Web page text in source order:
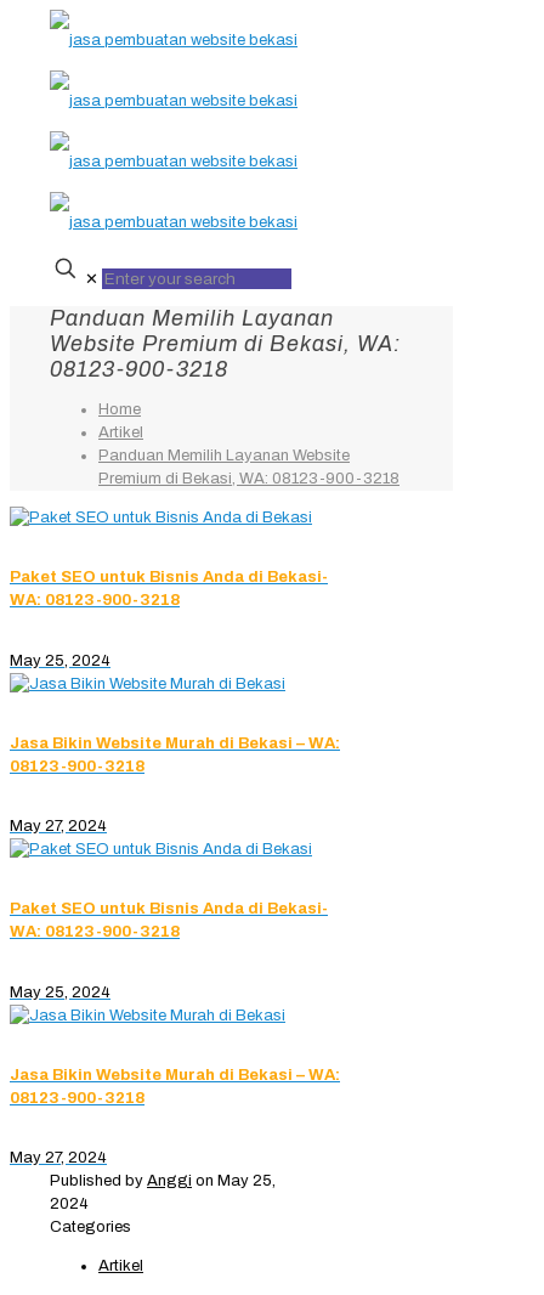
✕
Panduan Memilih Layanan
Website Premium di Bekasi, WA:
08123-900-3218
Home
Artikel
Panduan Memilih Layanan Website
Premium di Bekasi, WA: 08123-900-3218
Paket SEO untuk Bisnis Anda di Bekasi-
WA: 08123-900-3218
May 25, 2024
Jasa Bikin Website Murah di Bekasi – WA:
08123-900-3218
May 27, 2024
Paket SEO untuk Bisnis Anda di Bekasi-
WA: 08123-900-3218
May 25, 2024
Jasa Bikin Website Murah di Bekasi – WA:
08123-900-3218
May 27, 2024
Published by Anggi on May 25,
2024
Categories
Artikel